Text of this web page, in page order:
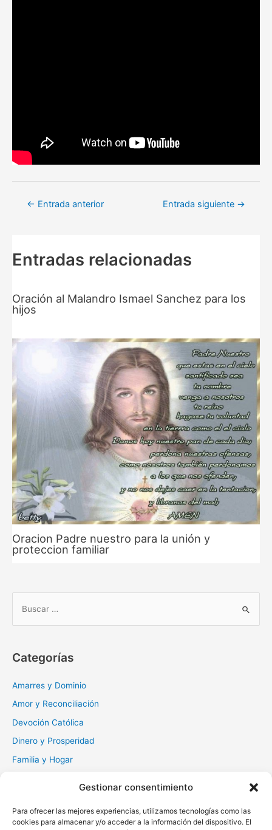
Gestionar consentimiento
Para ofrecer las mejores experiencias, utilizamos tecnologías como las
cookies para almacenar y/o acceder a la información del dispositivo. El
Navegación
← Entrada anterior Entrada siguiente →
Entradas relacionadas
Oración al Malandro Ismael Sanchez para los
hijos
Oracion Padre nuestro para la unión y
proteccion familiar
a
r
Categorías
Amarres y Dominio
Amor y Reconciliación
Devoción Católica
Dinero y Prosperidad
Familia y Hogar
Muerte y Difuntos